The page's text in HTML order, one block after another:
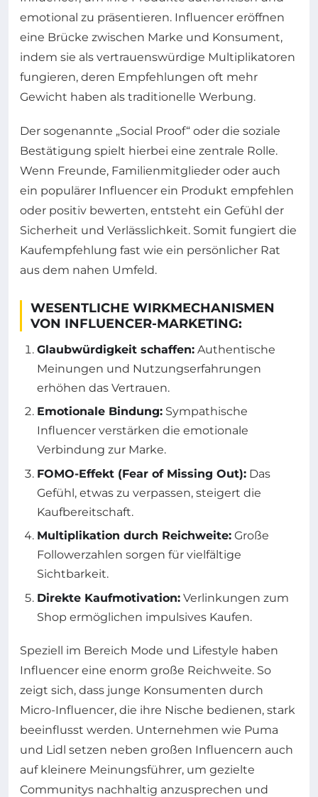
emotional zu präsentieren. Influencer eröffnen
eine Brücke zwischen Marke und Konsument,
indem sie als vertrauenswürdige Multiplikatoren
fungieren, deren Empfehlungen oft mehr
Gewicht haben als traditionelle Werbung.
Der sogenannte „Social Proof“ oder die soziale
Bestätigung spielt hierbei eine zentrale Rolle.
Wenn Freunde, Familienmitglieder oder auch
ein populärer Influencer ein Produkt empfehlen
oder positiv bewerten, entsteht ein Gefühl der
Sicherheit und Verlässlichkeit. Somit fungiert die
Kaufempfehlung fast wie ein persönlicher Rat
aus dem nahen Umfeld.
WESENTLICHE WIRKMECHANISMEN
VON INFLUENCER-MARKETING:
Glaubwürdigkeit schaffen: Authentische
Meinungen und Nutzungserfahrungen
erhöhen das Vertrauen.
Emotionale Bindung: Sympathische
Influencer verstärken die emotionale
Verbindung zur Marke.
FOMO-Effekt (Fear of Missing Out): Das
Gefühl, etwas zu verpassen, steigert die
Kaufbereitschaft.
Multiplikation durch Reichweite: Große
Followerzahlen sorgen für vielfältige
Sichtbarkeit.
Direkte Kaufmotivation: Verlinkungen zum
Shop ermöglichen impulsives Kaufen.
Speziell im Bereich Mode und Lifestyle haben
Influencer eine enorm große Reichweite. So
zeigt sich, dass junge Konsumenten durch
Micro-Influencer, die ihre Nische bedienen, stark
beeinflusst werden. Unternehmen wie Puma
und Lidl setzen neben großen Influencern auch
auf kleinere Meinungsführer, um gezielte
Communitys nachhaltig anzusprechen und